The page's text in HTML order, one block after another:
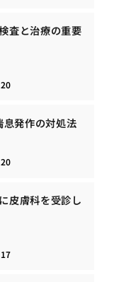
査と治療の重要
発作の対処法
皮膚科を受診し